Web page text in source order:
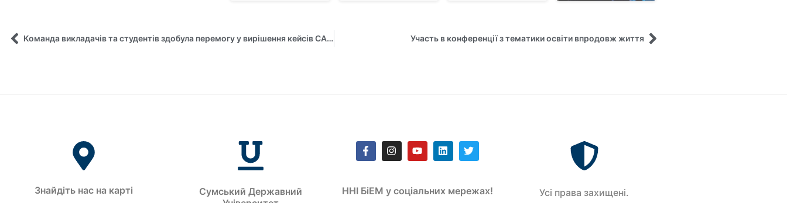
Команда викладачів та студентів здобула перемогу у вирішення кейсів CASERS! Участь в конференції з тематики освіти впродовж життя
Знайдіть нас на карті
Сумський Державний
ННІ БіЕМ у соціальних мережах!
Усi права захищенi.